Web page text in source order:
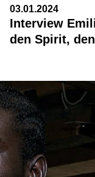
03.01.2024
Interview
den Spirit,